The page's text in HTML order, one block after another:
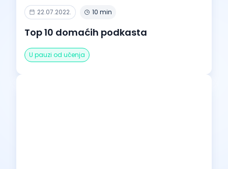
22.07.2022. 10 min
Top 10 domaćih podkasta
U pauzi od učenja